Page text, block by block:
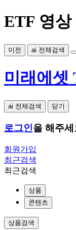
ETF 영상
이전 ai 전체검색
미래에셋
ai 전체검색 닫기
로그인을 해주세
회원가입
최근검색
최근검색
상품
콘텐츠
상품검색